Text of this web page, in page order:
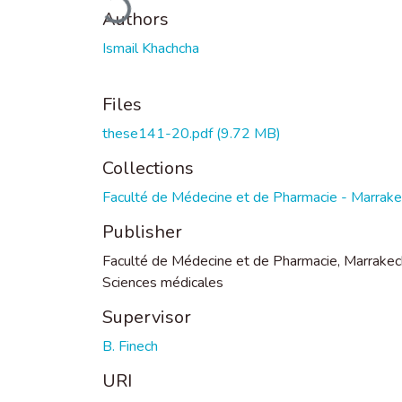
Authors
Ismail Khachcha
Files
these141-20.pdf(9.72 MB)
Collections
Faculté de Médecine et de Pharmacie -
Publisher
Faculté de Médecine et de Pharmacie,
Sciences médicales
Supervisor
B. Finech
URI